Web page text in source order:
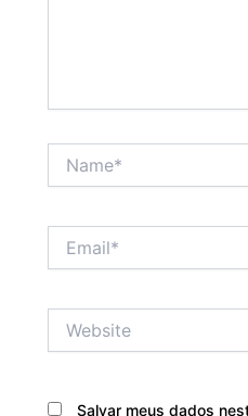
Salvar meus dados